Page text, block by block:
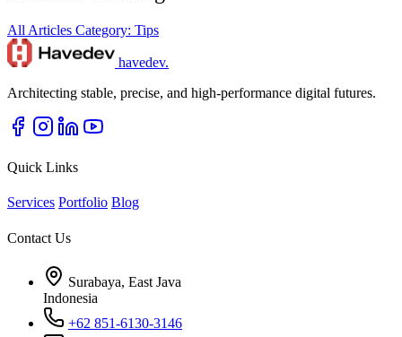
All Articles Category: Tips
havedev.
Architecting stable, precise, and high-performance digital futures.
Quick Links
Services Portfolio Blog
Contact Us
Surabaya, East Java
Indonesia
+62 851-6130-3146